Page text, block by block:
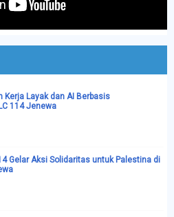
Kerja Layak dan AI Berbasis
114 Jenewa
Gelar Aksi Solidaritas untuk Palestina di